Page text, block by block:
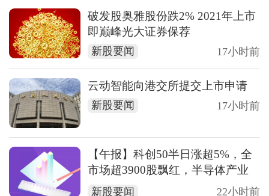
破发股奥雅股份跌2% 2021年上市
即巅峰光大证券保荐
新股要闻 17小时前
云动智能向港交所提交上市申请
新股要闻 17小时前
【午报】科创50半日涨超5%，全
市场超3900股飘红，半导体产业
链全线爆发
新股要闻 22小时前